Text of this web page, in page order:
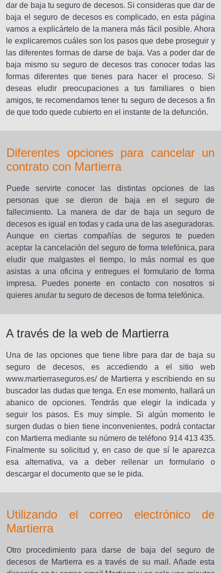
dar de baja tu seguro de decesos. Si consideras que dar de
baja el seguro de decesos es complicado, en esta página
vamos a explicártelo de la manera más fácil posible. Ahora
le explicaremos cuáles son los pasos que debe proseguir y
las diferentes formas de darse de baja. Vas a poder dar de
baja mismo su seguro de decesos tras conocer todas las
formas diferentes que tienes para hacer el proceso. Si
deseas eludir preocupaciones a tus familiares o bien
amigos, te recomendamos tener tu seguro de decesos a fin
de que todo quede cubierto en el instante de la defunción.
Diferentes opciones para cancelar un
contrato con Martierra
Puede servirte conocer las distintas opciones de las
personas que se dieron de baja en el seguro de
fallecimiento. La manera de dar de baja un seguro de
decesos es igual en todas y cada una de las aseguradoras.
Aunque en ciertas compañías de seguros te pueden
aceptar la cancelación del seguro de forma telefónica, para
eludir que malgastes el tiempo, lo más normal es que
asistas a una oficina y entregues el formulario de forma
impresa. Puedes ponerte en contacto con nosotros si
quieres anular tu seguro de decesos de forma telefónica.
A través de la web de Martierra
Una de las opciones que tiene libre para dar de baja su
seguro de decesos, es accediendo a el sitio web
www.martierraseguros.es/ de Martierra y escribiendo en su
buscador las dudas que tenga. En ese momento, hallará un
abanico de opciones. Tendrás que elegir la indicada y
seguir los pasos. Es muy simple. Si algún momento le
surgen dudas o bien tiene inconvenientes, podrá contactar
con Martierra mediante su número de teléfono 914 413 435.
Finalmente su solicitud y, en caso de que sí le aparezca
esa alternativa, va a deber rellenar un formulario o
descargar el documento que se le pida.
Utilizando el correo electrónico de
Martierra
Otro procedimiento para darse de baja del seguro de
decesos de Martierra es a través de su mail. Añade esta